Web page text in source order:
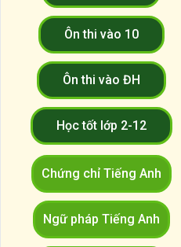
Ôn thi vào 10
Ôn thi vào ĐH
Học tốt lớp 2-12
Chứng chỉ Tiếng Anh
Ngữ pháp Tiếng Anh